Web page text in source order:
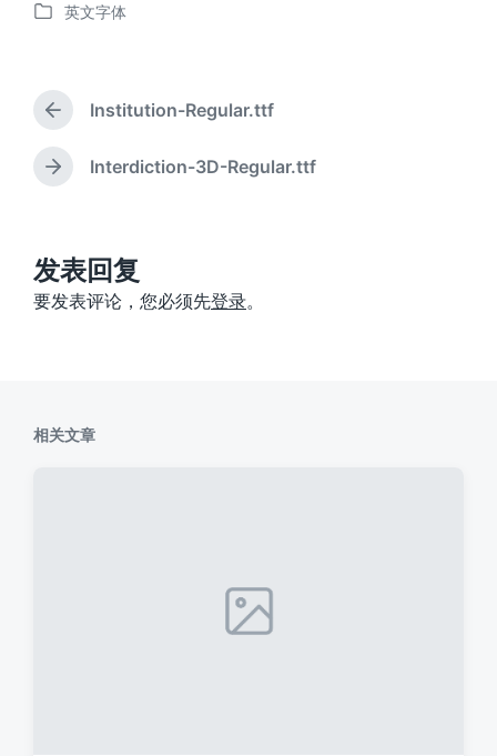
布
发
英文字体
上
篇
文
章
Institution-Regular.ttf
下
：
Interdiction-3D-Regular.ttf
发表回复
要发表评论，您必须先登录。
相关文章